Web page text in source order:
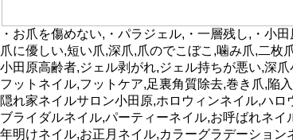
・お爪を傷めない,・パラジェル,・一層残し,・小
爪に優しい,短い爪,深爪,爪のでこぼこ,噛み爪,二枚
小田原高齢者,ジェル剥がれ,ジェル持ちが悪い,深
フットネイル,フットケア,足裏角質除去,巻き爪,陥
隠れ家ネイルサロン小田原,ホロウィンネイル,ハ
ブライダルネイル,パーティーネイル,お呼ばれネ
年明けネイル,お正月ネイル,カラーグラデーショ